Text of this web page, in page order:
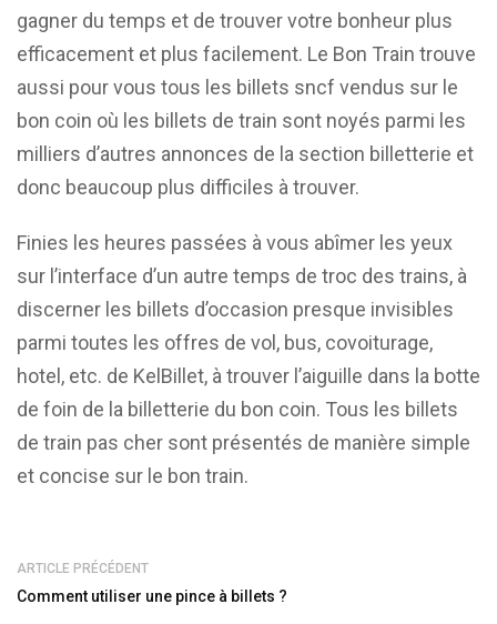
gagner du temps et de trouver votre bonheur plus
efficacement et plus facilement. Le Bon Train trouve
aussi pour vous tous les billets sncf vendus sur le
bon coin où les billets de train sont noyés parmi les
milliers d’autres annonces de la section billetterie et
donc beaucoup plus difficiles à trouver.
Finies les heures passées à vous abîmer les yeux
sur l’interface d’un autre temps de troc des trains, à
discerner les billets d’occasion presque invisibles
parmi toutes les offres de vol, bus, covoiturage,
hotel, etc. de KelBillet, à trouver l’aiguille dans la botte
de foin de la billetterie du bon coin. Tous les billets
de train pas cher sont présentés de manière simple
et concise sur le bon train.
ARTICLE PRÉCÉDENT
Comment utiliser une pince à billets ?